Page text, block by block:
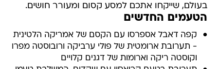
בעולם, שייקחו אתכם למסע קסום ומעורר חושים.
הטעמים החדשים
קפה דאבל אספרסו עם הקסם של אמריקה הלטינית
- תערובת ארומטית של פולי ערביקה ורובוסטה מפרו
וקוסטה ריקה וארומות של דגנים קלויים